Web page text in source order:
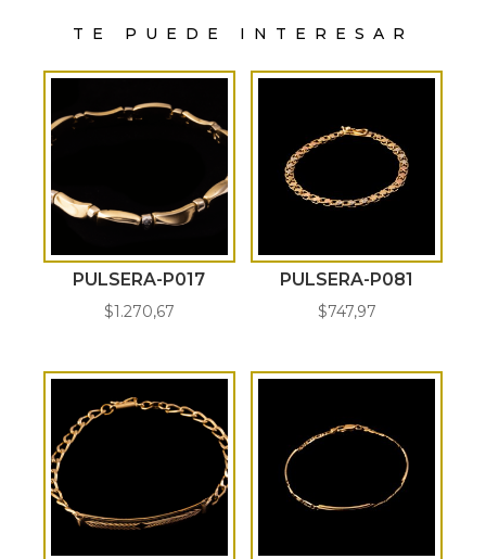
TE PUEDE INTERESAR
PULSERA-P017
$1.270,67
PULSERA-P081
$747,97